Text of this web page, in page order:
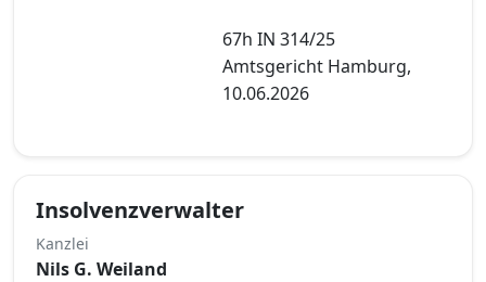
67h IN 314/25
Amtsgericht Hamburg,
10.06.2026
Insolvenzverwalter
Kanzlei
Nils G. Weiland